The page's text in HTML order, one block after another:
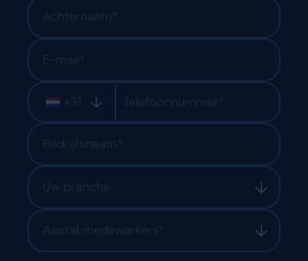
+31
Uw branche
Aantal medewerkers*